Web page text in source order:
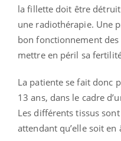
la fillette doit être
une radiothérapie. Une
bon fonctionnement
mettre en péril sa
La patiente se fait donc
13 ans, dans le cadre
Les différents tissus
attendant qu’elle soit en